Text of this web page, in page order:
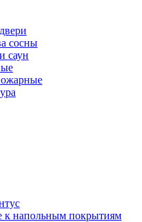
сосны
саун
напольным покрытиям